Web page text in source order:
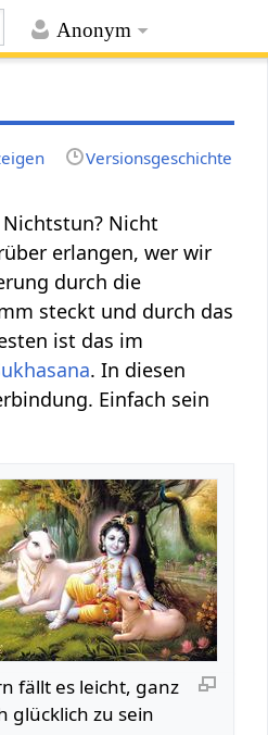
Anonym
Versionsgeschichte
Nicht
erlangen, wer wir
durch die
steckt und durch das
ist das im
. In diesen
Einfach sein
fällt es leicht, ganz
glücklich zu sein